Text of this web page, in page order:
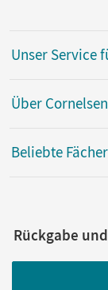
Unser Service
Über Cornelsen
Beliebte Fächer
Rückgabe